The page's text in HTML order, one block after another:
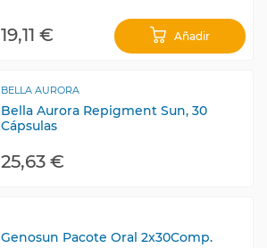
19,11 € Añadir
BELLA AURORA
Bella Aurora Repigment Sun, 30
Cápsulas
25,63 €
Genosun Pacote Oral 2x30Comp.